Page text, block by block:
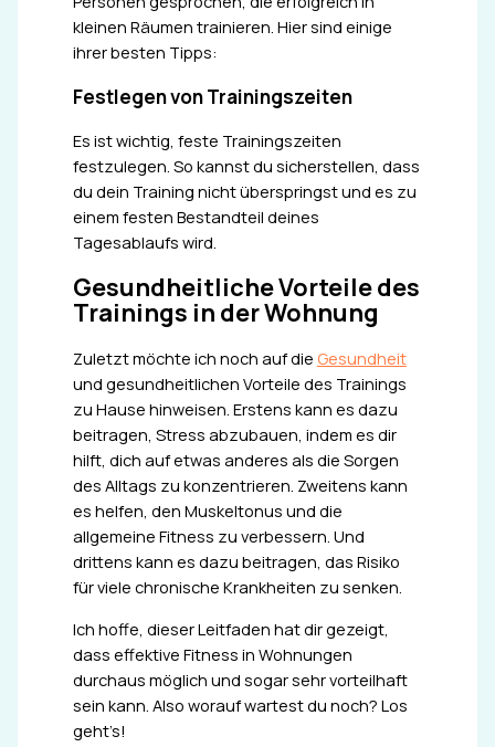
kleinen Räumen trainieren. Hier sind einige
ihrer besten Tipps:
Festlegen von Trainingszeiten
Es ist wichtig, feste Trainingszeiten
festzulegen. So kannst du sicherstellen, dass
du dein Training nicht überspringst und es zu
einem festen Bestandteil deines
Tagesablaufs wird.
Gesundheitliche Vorteile des
Trainings in der Wohnung
Zuletzt möchte ich noch auf die Gesundheit
und gesundheitlichen Vorteile des Trainings
zu Hause hinweisen. Erstens kann es dazu
beitragen, Stress abzubauen, indem es dir
hilft, dich auf etwas anderes als die Sorgen
des Alltags zu konzentrieren. Zweitens kann
es helfen, den Muskeltonus und die
allgemeine Fitness zu verbessern. Und
drittens kann es dazu beitragen, das Risiko
für viele chronische Krankheiten zu senken.
Ich hoffe, dieser Leitfaden hat dir gezeigt,
dass effektive Fitness in Wohnungen
durchaus möglich und sogar sehr vorteilhaft
sein kann. Also worauf wartest du noch? Los
geht’s!